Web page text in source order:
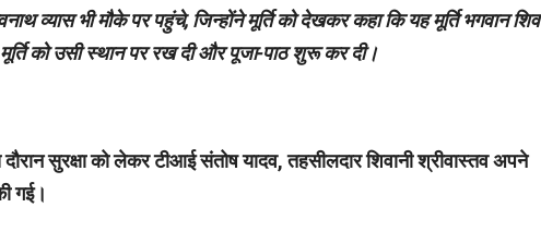
व्यास भी मौके पर पहुंचे, जिन्होंने मूर्ति को देखकर कहा कि यह मूर्ति भगवान शिव
को उसी स्थान पर रख दी और पूजा-पाठ शुरू कर दी।
सुरक्षा को लेकर टीआई संतोष यादव, तहसीलदार शिवानी श्रीवास्तव अपने
गई।